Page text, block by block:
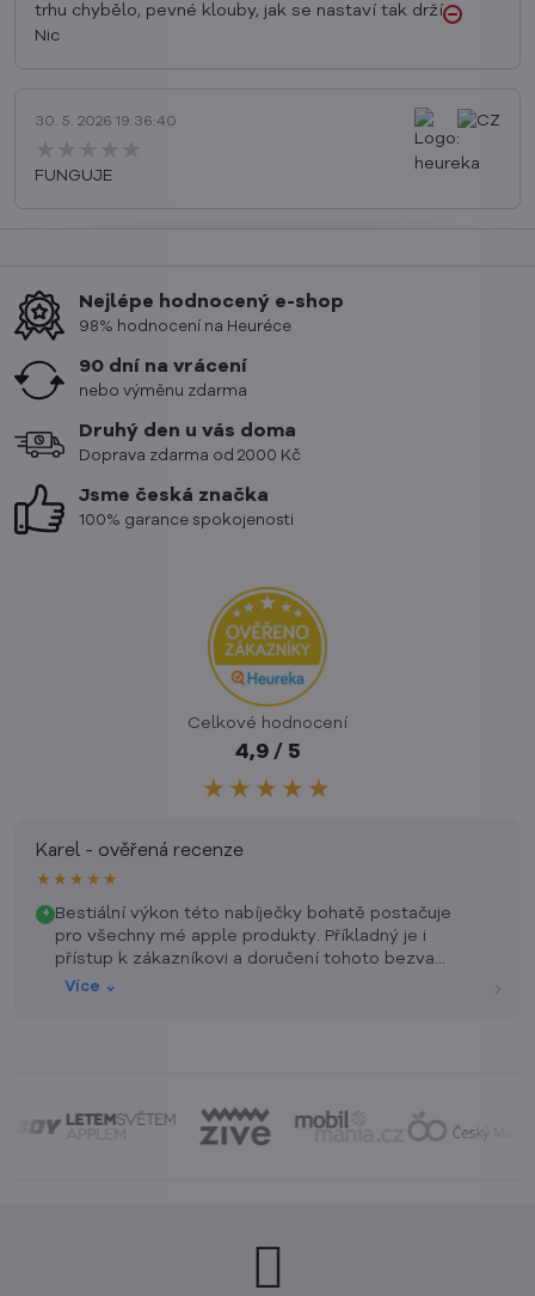
trhu chybělo, pevné klouby, jak se nastaví tak drží
Nic
30. 5. 2026 19:36:40
FUNGUJE
Nejlépe hodnocený e-shop
98% hodnocení na Heuréce
90 dní na vrácení
nebo výměnu zdarma
Druhý den u vás doma
Doprava zdarma od 2000 Kč
Jsme česká značka
100% garance spokojenosti
Celkové hodnocení
4,9 / 5
★★★★★
Karel - ověřená recenze
★★★★★
+ Bestiální výkon této nabíječky bohatě postačuje
pro všechny mé apple produkty. Příkladný je i
přístup k zákazníkovi a doručení tohoto bezva
produktu na míru domů, před odjezdem na
Více ⌄ ›